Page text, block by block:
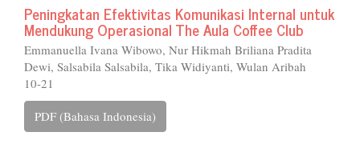
Peningkatan Efektivitas Komunikasi Internal untuk
Mendukung Operasional The Aula Coffee Club
Emmanuella Ivana Wibowo, Nur Hikmah Briliana Pradita
Dewi, Salsabila Salsabila, Tika Widiyanti, Wulan Aribah
10-21
PDF (Bahasa Indonesia)